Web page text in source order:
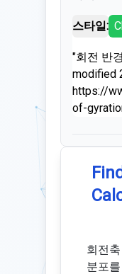
스타일:
"회전 반
modified
https://
of-
회전
분포